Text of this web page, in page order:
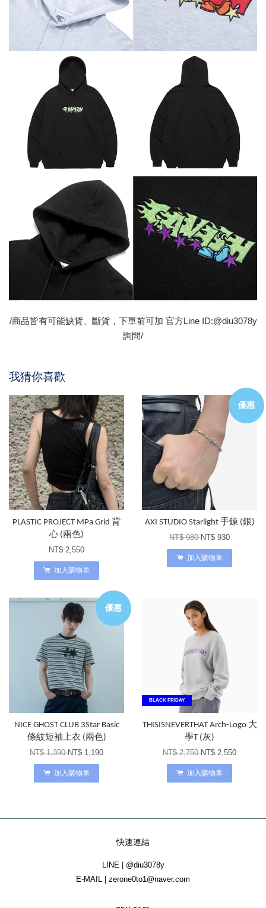
/商品皆有可能缺貨、斷貨，下單前可加 官方Line ID:@diu3078y
詢問/
我猜你喜歡
PLASTIC PROJECT MPa Grid 背
心 (兩色)
NT$ 2,550
加入購物車
優惠
AXI STUDIO Starlight 手鍊 (銀)
NT$ 980NT$ 930
加入購物車
優惠
NICE GHOST CLUB 3Star Basic
條紋短袖上衣 (兩色)
NT$ 1,390NT$ 1,190
加入購物車
BLACK FRIDAY
THISISNEVERTHAT Arch-Logo 大
學T (灰)
NT$ 2,750NT$ 2,550
加入購物車
快速連結
LINE | @diu3078y
E-MAIL | zerone0to1@naver.com